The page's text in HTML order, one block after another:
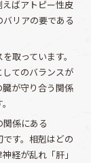
ばアトピー性皮
リアの要である
取っています。
てのバランスが
が守り合う関係
係にある
です。相剋はどの
経が乱れ「肝」